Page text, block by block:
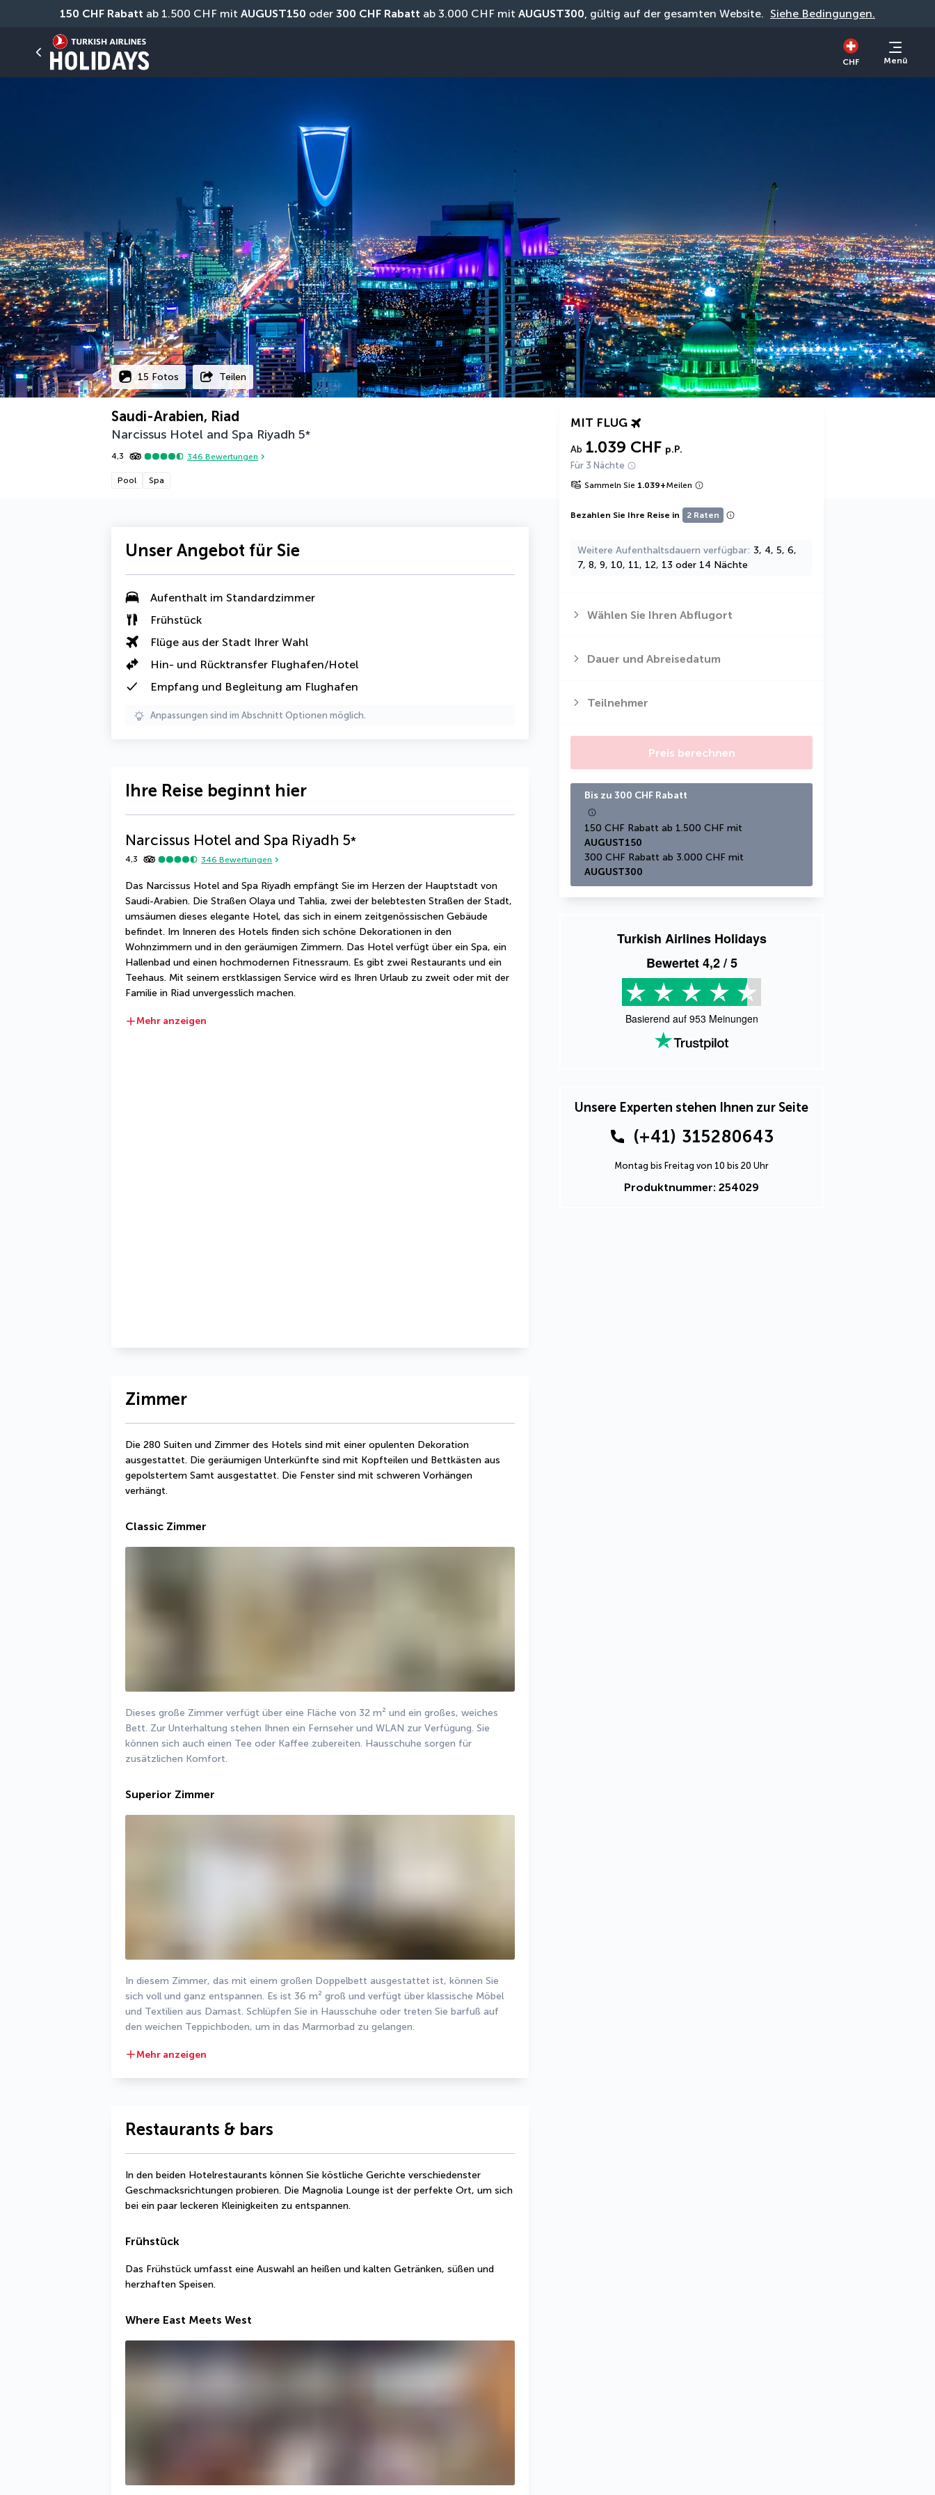
150 CHF Rabatt ab 1.500 CHF mit AUGUST150 oder 300 CHF Rabatt ab 3.000 CHF mit AUGUST300, gültig auf der gesamten Website. Siehe Bedingungen.
CHF Menü
15 Fotos Teilen
Saudi-Arabien, Riad
Narcissus Hotel and Spa Riyadh 5*
4,3 346 Bewertungen
Pool Spa
MIT FLUG
Ab 1.039 CHF p.P.
Für 3 Nächte
Sammeln Sie 1.039+Meilen
Bezahlen Sie Ihre Reise in 2 Raten
Weitere Aufenthaltsdauern verfügbar 3, 4, 5, 6,
7, 8, 9, 10, 11, 12, 13 oder 14 Nächte
Wählen Sie Ihren Abflugort
Dauer und Abreisedatum
Teilnehmer
Preis berechnen
Bis zu 300 CHF Rabatt
AUGUST150
AUGUST300
Turkish Airlines Holidays
Bewertet4,2/ 5
Basierend auf 953 Meinungen
Unsere Experten stehen Ihnen zur Seite
(+41) 315280643
Montag bis Freitag von 10 bis 20 Uhr
Produktnummer: 254029
Unser Angebot für Sie
Aufenthalt im Standardzimmer
Frühstück
Flüge aus der Stadt Ihrer Wahl
Hin- und Rücktransfer Flughafen/Hotel
Empfang und Begleitung am Flughafen
Anpassungen sind im Abschnitt Optionen möglich.
Ihre Reise beginnt hier
Narcissus Hotel and Spa Riyadh 5*
4,3 346 Bewertungen
Das Narcissus Hotel and Spa Riyadh empfängt Sie im Herzen der Hauptstadt von
Saudi-Arabien. Die Straßen Olaya und Tahlia, zwei der belebtesten Straßen der Stadt,
umsäumen dieses elegante Hotel, das sich in einem zeitgenössischen Gebäude
befindet. Im Inneren des Hotels finden sich schöne Dekorationen in den
Wohnzimmern und in den geräumigen Zimmern. Das Hotel verfügt über ein Spa, ein
Hallenbad und einen hochmodernen Fitnessraum. Es gibt zwei Restaurants und ein
Teehaus. Mit seinem erstklassigen Service wird es Ihren Urlaub zu zweit oder mit der
Familie in Riad unvergesslich machen.
Mehr anzeigen
Zimmer
Die 280 Suiten und Zimmer des Hotels sind mit einer opulenten Dekoration
ausgestattet. Die geräumigen Unterkünfte sind mit Kopfteilen und Bettkästen aus
gepolstertem Samt ausgestattet. Die Fenster sind mit schweren Vorhängen
verhängt.
Classic Zimmer
Dieses große Zimmer verfügt über eine Fläche von 32 m² und ein großes, weiches
Bett. Zur Unterhaltung stehen Ihnen ein Fernseher und WLAN zur Verfügung. Sie
können sich auch einen Tee oder Kaffee zubereiten. Hausschuhe sorgen für
zusätzlichen Komfort.
Superior Zimmer
In diesem Zimmer, das mit einem großen Doppelbett ausgestattet ist, können Sie
sich voll und ganz entspannen. Es ist 36 m² groß und verfügt über klassische Möbel
und Textilien aus Damast. Schlüpfen Sie in Hausschuhe oder treten Sie barfuß auf
den weichen Teppichboden, um in das Marmorbad zu gelangen.
Mehr anzeigen
Restaurants & bars
In den beiden Hotelrestaurants können Sie köstliche Gerichte verschiedenster
Geschmacksrichtungen probieren. Die Magnolia Lounge ist der perfekte Ort, um sich
bei ein paar leckeren Kleinigkeiten zu entspannen.
Frühstück
Das Frühstück umfasst eine Auswahl an heißen und kalten Getränken, süßen und
herzhaften Speisen.
Where East Meets West